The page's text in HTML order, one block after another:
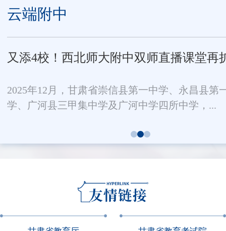
云端附中
又添4校！西北师大附中双师直播课堂再
2025年12月，甘肃省崇信县第一中学、永昌县第
学、广河县三甲集中学及广河中学四所中学，...